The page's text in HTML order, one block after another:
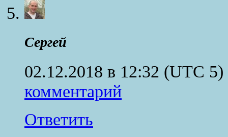
Сергей
02.12.2018 в 12:32 (UTC 5)
комментарий
Ответить